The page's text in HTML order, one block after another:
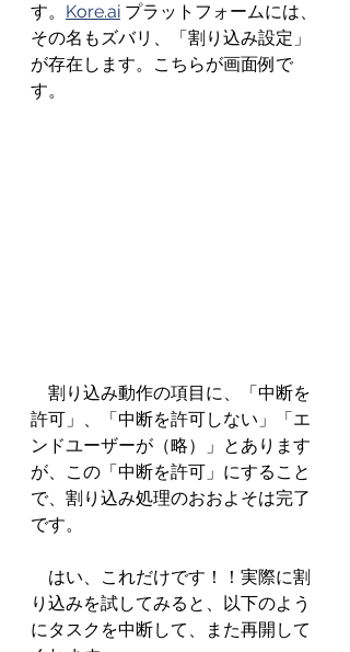
す。 Kore.ai プラットフォームには、
その名もズバリ、「割り込み設定」
が存在します。こちらが画面例で
す。
割り込み動作の項目に、「中断を
許可」、「中断を許可しない」「エ
ンドユーザーが（略）」とあります
が、この「中断を許可」にすること
で、割り込み処理のおおよそは完了
です。
はい、これだけです！！実際に割
り込みを試してみると、以下のよう
にタスクを中断して、また再開して